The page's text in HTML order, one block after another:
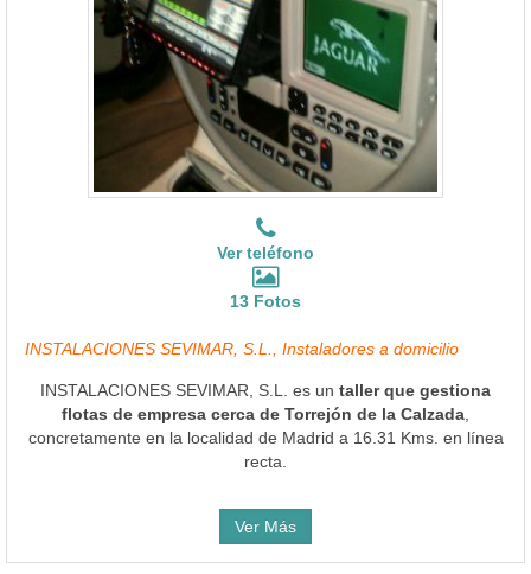
Ver teléfono
13 Fotos
INSTALACIONES SEVIMAR, S.L., Instaladores a domicilio
INSTALACIONES SEVIMAR, S.L. es un taller que gestiona
flotas de empresa cerca de Torrejón de la Calzada
concretamente en la localidad de Madrid a 16.31 Kms. en línea
recta.
Ver Más